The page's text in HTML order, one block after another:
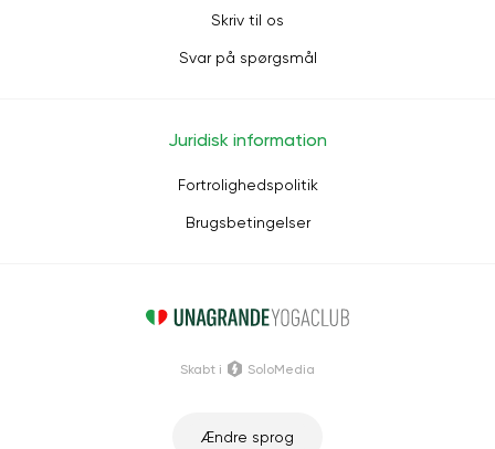
Skriv til os
Svar på spørgsmål
Juridisk information
Fortrolighedspolitik
Brugsbetingelser
Ændre sprog
Skabt i SoloMedia